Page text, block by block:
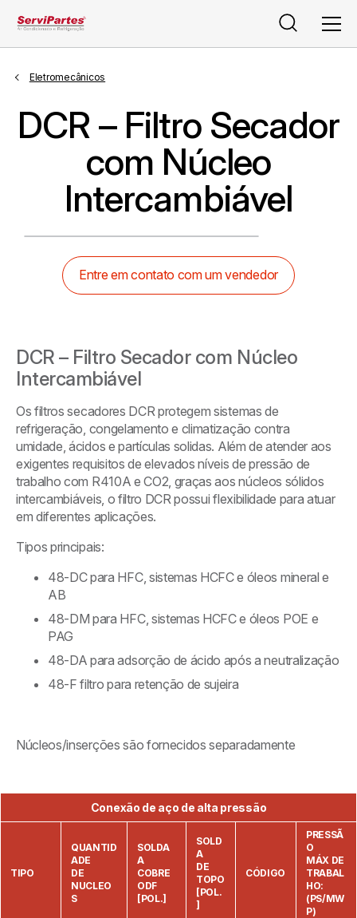
Pesquisar
Eletromecânicos
DCR – Filtro Secador
com Núcleo
Intercambiável
Entre em contato com um vendedor
DCR – Filtro Secador com Núcleo
Intercambiável
Os filtros secadores DCR protegem sistemas de
refrigeração, congelamento e climatização contra
umidade, ácidos e partículas solidas. Além de atender aos
exigentes requisitos de elevados níveis de pressão de
trabalho com R410A e CO2, graças aos núcleos sólidos
intercambiáveis, o filtro DCR possui flexibilidade para atuar
em diferentes aplicações.
Tipos principais:
48-DC para HFC, sistemas HCFC e óleos mineral e
AB
48-DM para HFC, sistemas HCFC e óleos POE e
PAG
48-DA para adsorção de ácido após a neutralização
48-F filtro para retenção de sujeira
Núcleos/inserções são fornecidos separadamente
Conexão de aço de alta pressão
TIPO
QUANTID
ADE
DE
NUCLEO
S
SOLDA
A
COBRE
ODF
[POL.]
SOLD
A
DE
TOPO
[POL.
]
CÓDIGO
PRESSÃ
O
MÁX DE
TRABAL
HO:
(PS/MW
P)